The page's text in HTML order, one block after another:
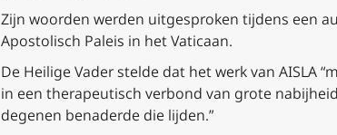
Zijn woorden werden uitgesproken tijdens een
Apostolisch Paleis in het Vaticaan.
De Heilige Vader stelde dat het werk van
in een therapeutisch verbond van grote
degenen benaderde die lijden.”